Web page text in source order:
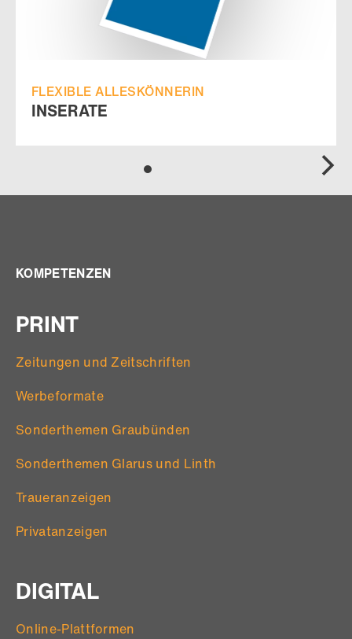
FLEXIBLE ALLESKÖNNERIN
INSERATE
KOMPETENZEN
PRINT
Zeitungen und Zeitschriften
Werbeformate
Sonderthemen Graubünden
Sonderthemen Glarus und Linth
Traueranzeigen
Privatanzeigen
DIGITAL
Online-Plattformen